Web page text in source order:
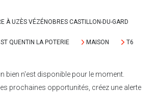
À UZÈS VÉZÉNOBRES CASTILLON-DU-GARD
ST QUENTIN LA POTERIE MAISON T6
bien n'est disponible pour le moment.
prochaines opportunités, créez une alerte